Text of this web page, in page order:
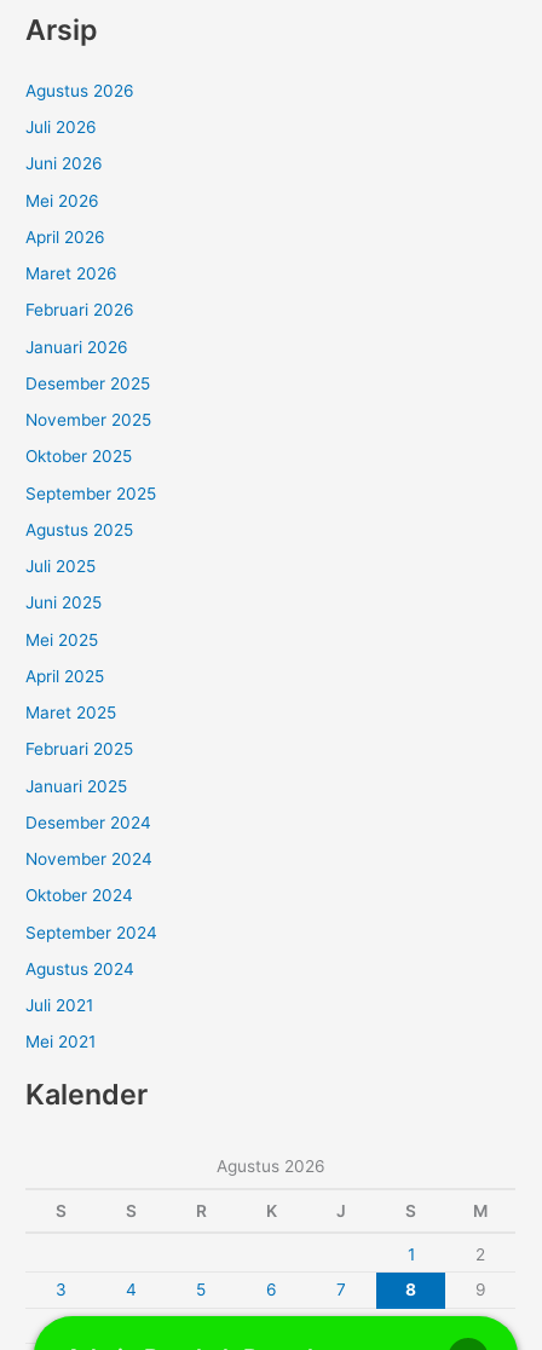
Arsip
Agustus 2026
Juli 2026
Juni 2026
Mei 2026
April 2026
Maret 2026
Februari 2026
Januari 2026
Desember 2025
November 2025
Oktober 2025
September 2025
Agustus 2025
Juli 2025
Juni 2025
Mei 2025
April 2025
Maret 2025
Februari 2025
Januari 2025
Desember 2024
November 2024
Oktober 2024
September 2024
Agustus 2024
Juli 2021
Mei 2021
Kalender
Agustus 2026
S S R K J S M
1
2
3
4 5 6 7 8
9
10